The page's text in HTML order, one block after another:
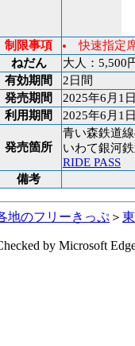
制限事項
快速指定
ねだん
大人：5,500
有効期間
2日間
発売期間
2025年6月1
利用期間
2025年6月1
発売箇所
青い森鉄道
いわて銀河
RIDE PASS
備考
地のフリーきっぷ ＞
by Microsoft